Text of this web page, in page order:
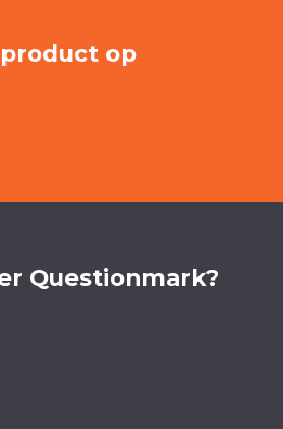
op
Questionmark?